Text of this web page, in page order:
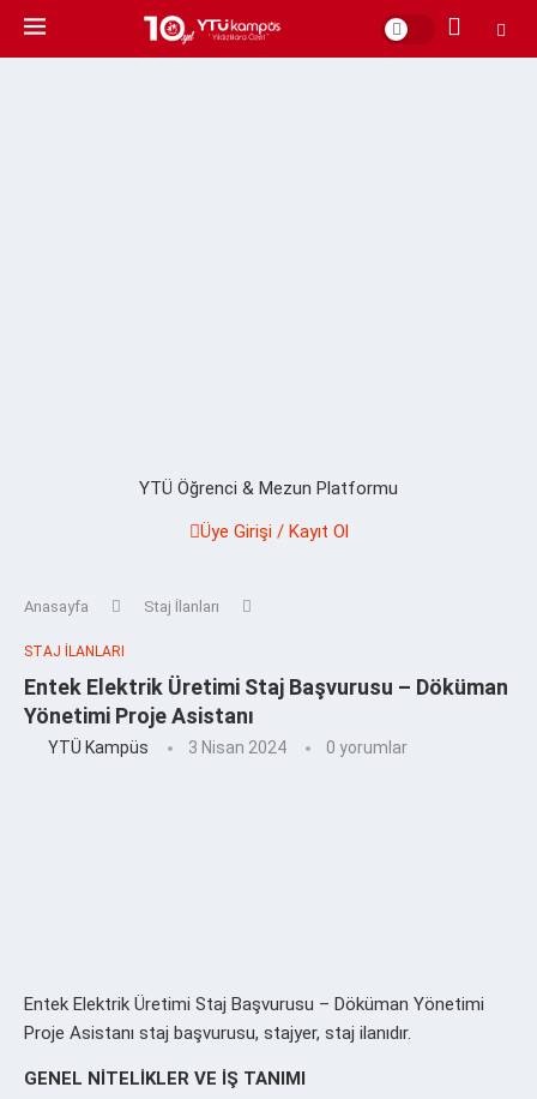
YTÜ Öğrenci & Mezun Platformu
Üye Girişi / Kayıt Ol
Anasayfa Staj İlanları
STAJ İLANLARI
Entek Elektrik Üretimi Staj Başvurusu – Döküman
Yönetimi Proje Asistanı
YTÜ Kampüs 3 Nisan 2024 0 yorumlar
Entek Elektrik Üretimi Staj Başvurusu – Döküman Yönetimi
Proje Asistanı staj başvurusu, stajyer, staj ilanıdır.
GENEL NİTELİKLER VE İŞ TANIMI